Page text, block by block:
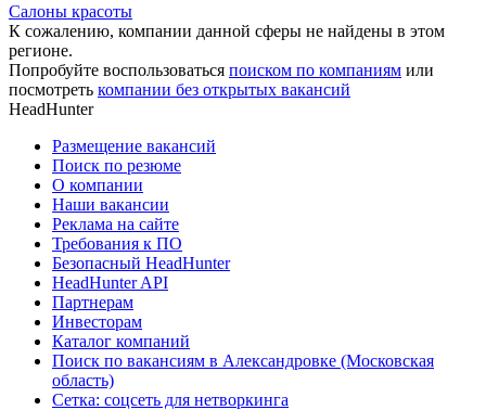
Салоны красоты
К сожалению, компании данной сферы не найдены в этом
регионе.
Попробуйте воспользоваться поиском по компаниям или
посмотреть компании без открытых вакансий
HeadHunter
Размещение вакансий
Поиск по резюме
О компании
Наши вакансии
Реклама на сайте
Требования к ПО
Безопасный HeadHunter
HeadHunter API
Партнерам
Инвесторам
Каталог компаний
Поиск по вакансиям в Александровке (Московская
область)
Сетка: соцсеть для нетворкинга